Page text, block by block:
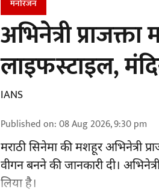
मनोरंजन
अभिनेत्री
लाइफस्टाइल,
IANS
Published on:08 Aug 2026, 9:30 pm
मराठी सिनेमा की मशहूरअभिनेत्री
वीगन बनने की जानकारी दी।
लिया है।